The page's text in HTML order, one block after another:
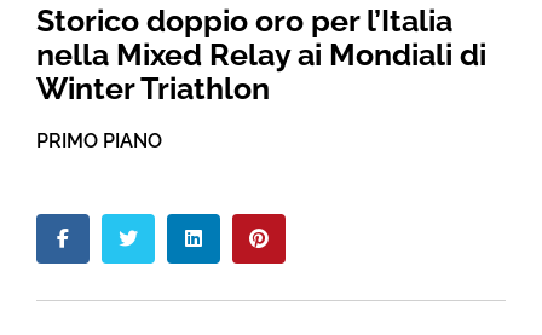
Storico doppio oro per l’Italia
nella Mixed Relay ai Mondiali di
Winter Triathlon
PRIMO PIANO